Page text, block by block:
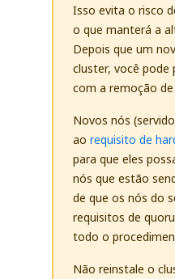
Isso evita o risco
o que manterá a
Depois que um
cluster, você
com a remoção
Novos nós
ao requisito de
para que eles
nós que estão
de que os nós do
requisitos de
todo o
Não reinstale o